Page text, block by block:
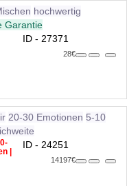
hochwertig
Garantie
ID - 27371
28€
20-30 Emotionen 5-10
|
ID - 24251
14197€